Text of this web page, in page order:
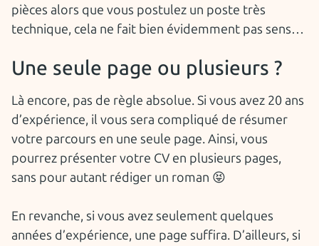
pièces alors que vous postulez un poste très
technique, cela ne fait bien évidemment pas sens…
Une seule page ou plusieurs ?
Là encore, pas de règle absolue. Si vous avez 20 ans
d’expérience, il vous sera compliqué de résumer
votre parcours en une seule page. Ainsi, vous
pourrez présenter votre CV en plusieurs pages,
sans pour autant rédiger un roman 😝
En revanche, si vous avez seulement quelques
années d’expérience, une page suffira. D’ailleurs, si